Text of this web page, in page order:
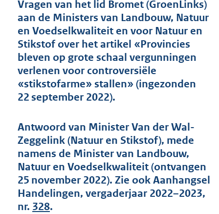
d
s
g
r
o
t
t
1
b
Vragen van het lid Bromet (GroenLinks)
aan de Ministers van Landbouw, Natuur
en Voedselkwaliteit en voor Natuur en
Stikstof over het artikel «Provincies
bleven op grote schaal vergunningen
verlenen voor controversiële
«stikstofarme» stallen» (ingezonden
22 september 2022).
Antwoord van Minister Van der Wal-
Zeggelink (Natuur en Stikstof), mede
namens de Minister van Landbouw,
Natuur en Voedselkwaliteit (ontvangen
25 november 2022). Zie ook Aanhangsel
Handelingen, vergaderjaar 2022–2023,
nr. 328.